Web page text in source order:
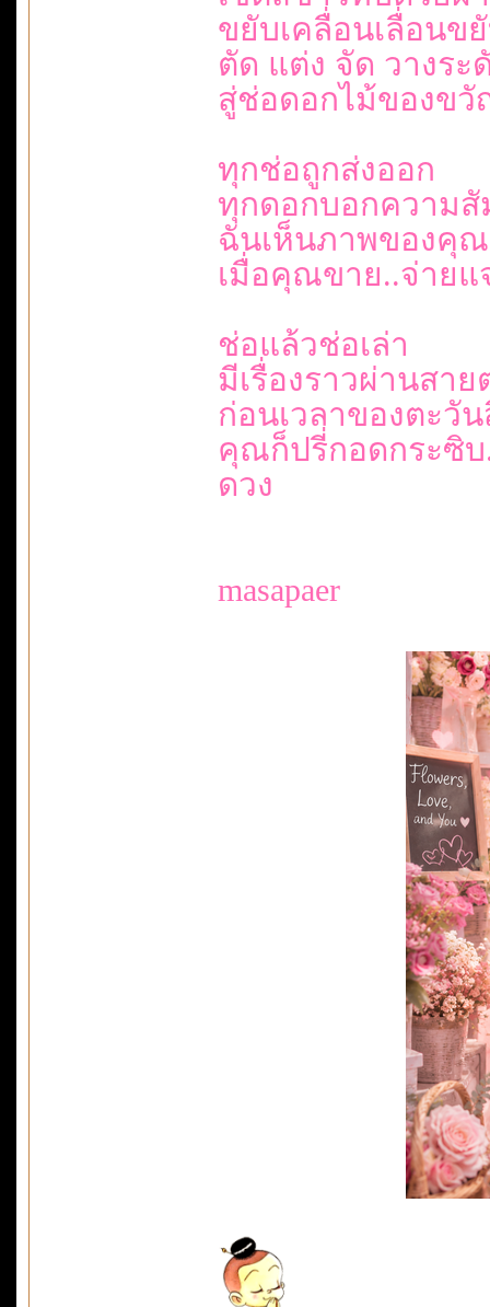
ขยับเคลื่อนเลื่อนข
ตัด แต่ง จัด วางระ
สู่ช่อดอกไม้ของขวั
ทุกช่อถูกส่งออก
ทุกดอกบอกความ
ฉันเห็นภาพของคุ
เมื่อคุณขาย..จ่ายแ
ช่อแล้วช่อเล่า
มีเรื่องราวผ่านสา
ก่อนเวลาของตะวั
คุณก็ปรี่กอดกระซิ
ดวง
masapaer